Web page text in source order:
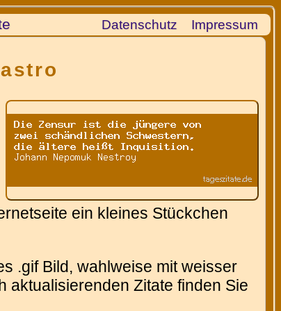
Datenschutz Impressum
ein kleines Stückchen
.gif Bild, wahlweise mit weisser
aktualisierenden Zitate finden Sie